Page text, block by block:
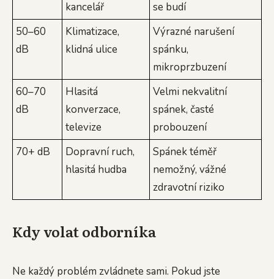
kancelář
se budí
50–60
dB
Klimatizace,
klidná ulice
Výrazné narušení
spánku,
mikroprzbuzení
60–70
dB
Hlasitá
konverzace,
televize
Velmi nekvalitní
spánek, časté
probouzení
70+ dB
Dopravní ruch,
hlasitá hudba
Spánek téměř
nemožný, vážné
zdravotní riziko
Kdy volat odborníka
Ne každý problém zvládnete sami. Pokud jste